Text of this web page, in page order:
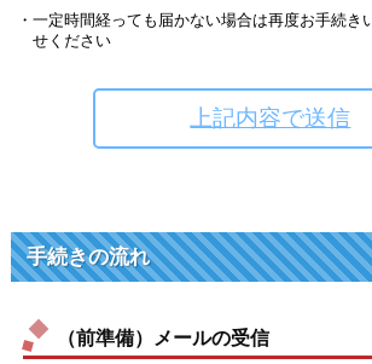
一定時間経っても届かない場合は再度お手続き
せください
上記内容で送信
手続きの流れ
（前準備）メールの受信